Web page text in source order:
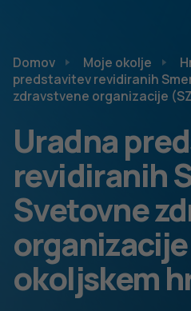
Domov Moje okolje
predstavitev revidiranih
zdravstvene organizacije
Uradna
revidiranih
Svetovne
okoljskem